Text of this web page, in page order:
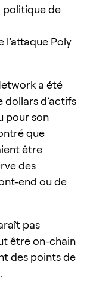
politique de
l’attaque Poly
a été
dollars d’actifs
pour son
que
être
des
end ou de
pas
être on-chain
des points de